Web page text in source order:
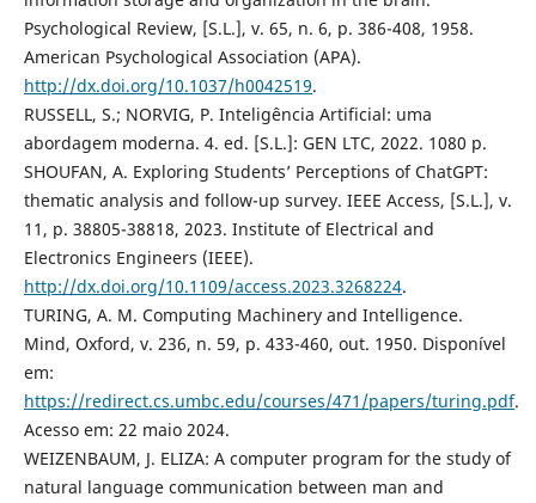
Psychological Review, [S.L.], v. 65, n. 6, p. 386-408, 1958.
American Psychological Association (APA).
http://dx.doi.org/10.1037/h0042519.
RUSSELL, S.; NORVIG, P. Inteligência Artificial: uma
abordagem moderna. 4. ed. [S.L.]: GEN LTC, 2022. 1080 p.
SHOUFAN, A. Exploring Students’ Perceptions of ChatGPT:
thematic analysis and follow-up survey. IEEE Access, [S.L.], v.
11, p. 38805-38818, 2023. Institute of Electrical and
Electronics Engineers (IEEE).
http://dx.doi.org/10.1109/access.2023.3268224.
TURING, A. M. Computing Machinery and Intelligence.
Mind, Oxford, v. 236, n. 59, p. 433-460, out. 1950. Disponível
em:
https://redirect.cs.umbc.edu/courses/471/papers/turing.pdf.
Acesso em: 22 maio 2024.
WEIZENBAUM, J. ELIZA: A computer program for the study of
natural language communication between man and